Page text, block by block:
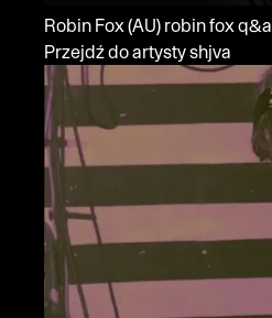
Robin Fox (AU) robin fox q&a
Przejdź do artysty shjva